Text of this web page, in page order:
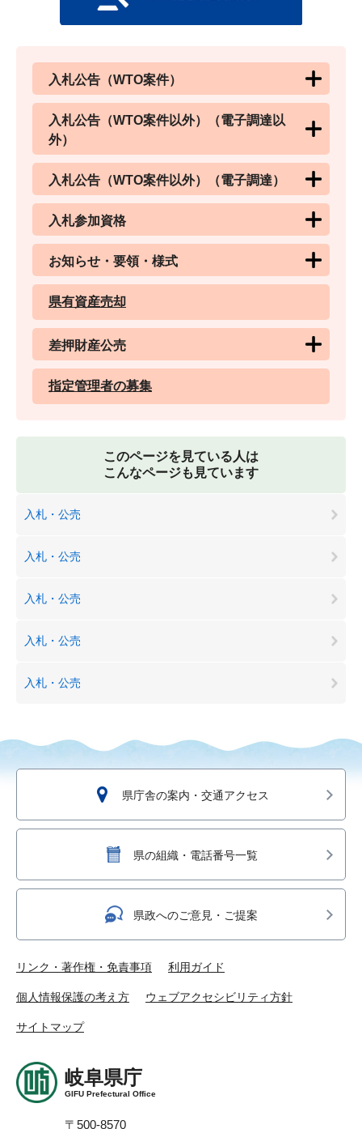
入札公告（WTO案件）
入札公告（WTO案件以外）（電子調達以
外）
入札公告（WTO案件以外）（電子調達）
入札参加資格
お知らせ・要領・様式
県有資産売却
差押財産公売
指定管理者の募集
このページを見ている人は
こんなページも見ています
入札・公売
入札・公売
入札・公売
入札・公売
入札・公売
県庁舎の案内・交通アクセス
県の組織・電話番号一覧
県政へのご意見・ご提案
リンク・著作権・免責事項 利用ガイド
個人情報保護の考え方 ウェブアクセシビリティ方針
サイトマップ
岐阜県庁
GIFU Prefectural Office
〒500-8570